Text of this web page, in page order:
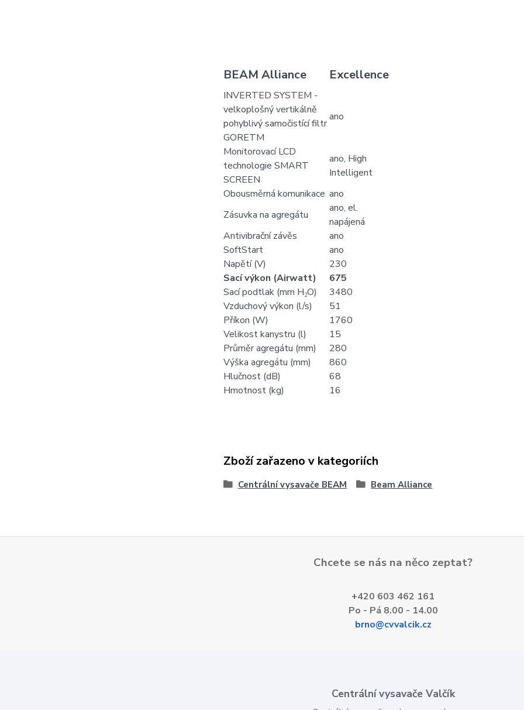
BEAM Alliance Excellence
INVERTED SYSTEM -
velkoplošný vertikálně
pohyblivý samočistící filtr
GORETM
ano
Monitorovací LCD
technologie SMART
SCREEN
ano, High
Intelligent
Obousměrná komunikace ano
Zásuvka na agregátu
ano, el.
napájená
Antivibrační závěs
ano
SoftStart
ano
Napětí (V)
230
Sací výkon (Airwatt)
675
Sací podtlak (mm H2O)
3480
Vzduchový výkon (l/s)
51
Příkon (W)
1760
Velikost kanystru (l)
15
Průměr agregátu (mm)
280
Výška agregátu (mm)
860
Hlučnost (dB)
68
Hmotnost (kg)
16
Zboží zařazeno v kategoriích
Centrální vysavače BEAM Beam Alliance
Chcete se nás na něco zeptat?
+420 603 462 161
Po - Pá 8.00 - 14.00
brno@cvvalcik.cz
Centrální vysavače Valčík